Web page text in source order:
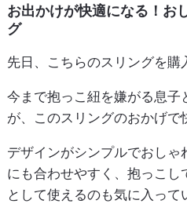
お出かけが快適になる！お
グ
先日、こちらのスリングを購
今まで抱っこ紐を嫌がる息子
が、このスリングのおかげで
デザインがシンプルでおしゃ
にも合わせやすく、抱っこ
として使えるのも気に入って